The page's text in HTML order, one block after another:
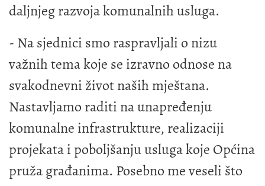
daljnjeg razvoja komunalnih usluga.
- Na sjednici smo raspravljali o nizu
važnih tema koje se izravno odnose na
svakodnevni život naših mještana.
Nastavljamo raditi na unapređenju
komunalne infrastrukture, realizaciji
projekata i poboljšanju usluga koje Općina
pruža građanima. Posebno me veseli što